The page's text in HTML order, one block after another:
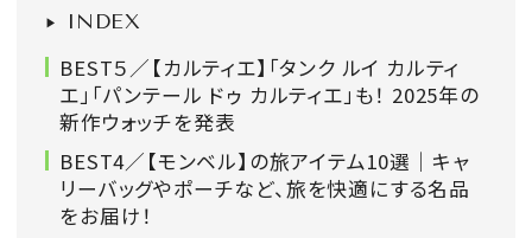
Log in or Sign up
SPUR読者のためのメンバーシッププログラム
「The SPUR Club」。便利な機能と特典を無料で楽し
めます。
INDEX
BEST５／【カルティエ】「タンク ルイ カルティ
エ」「パンテール ドゥ カルティエ」も！ 2025年の
新作ウォッチを発表
BEST4／【モンベル】の旅アイテム10選｜キャ
リーバッグやポーチなど、旅を快適にする名品
をお届け！